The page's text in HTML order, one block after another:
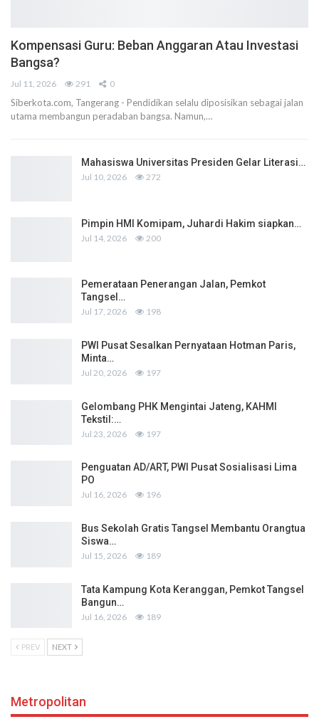
Kompensasi Guru: Beban Anggaran Atau Investasi
Bangsa?
Jul 11, 2026 291 0
Siberkota.com, Tangerang - Pendidikan selalu diposisikan sebagai jalan
utama membangun peradaban bangsa. Namun,…
Mahasiswa Universitas Presiden Gelar Literasi…
Jul 10, 2026 272
Pimpin HMI Komipam, Juhardi Hakim siapkan…
Jul 14, 2026 200
Pemerataan Penerangan Jalan, Pemkot
Tangsel…
Jul 17, 2026 198
PWI Pusat Sesalkan Pernyataan Hotman Paris,
Minta…
Jul 20, 2026 197
Gelombang PHK Mengintai Jateng, KAHMI
Tekstil:…
Jul 23, 2026 197
Penguatan AD/ART, PWI Pusat Sosialisasi Lima
PO
Jul 16, 2026 196
Bus Sekolah Gratis Tangsel Membantu Orangtua
Siswa…
Jul 15, 2026 189
Tata Kampung Kota Keranggan, Pemkot Tangsel
Bangun…
Jul 16, 2026 189
PREV NEXT
Metropolitan